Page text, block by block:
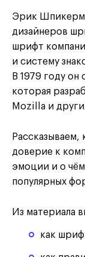
Эрик
дизайнеров
шрифт
и систему
В 1979 году
которая
Mozilla и
Рассказываем,
доверие к
эмоции и о
популярных
Из материала
как